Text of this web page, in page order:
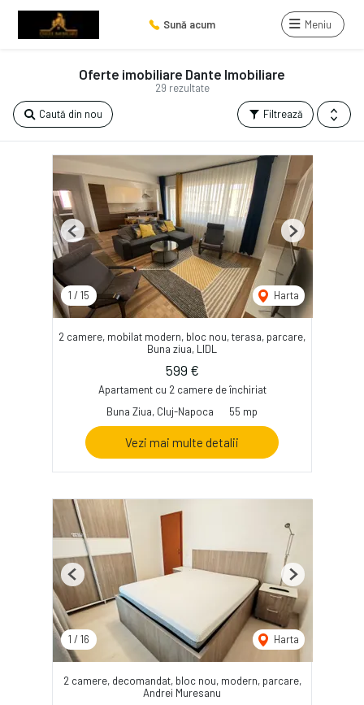
Sună acum Meniu
29 rezultate
Oferte imobiliare Dante Imobiliare
Filtrează
Caută din nou
1 / 15 Harta
Previous Next
2 camere, mobilat modern, bloc nou, terasa, parcare,
Buna ziua, LIDL
599 €
Apartament cu 2 camere de închiriat
Buna Ziua, Cluj-Napoca
55 mp
Vezi mai multe detalii
1 / 16 Harta
Previous Next
2 camere, decomandat, bloc nou, modern, parcare,
Andrei Muresanu